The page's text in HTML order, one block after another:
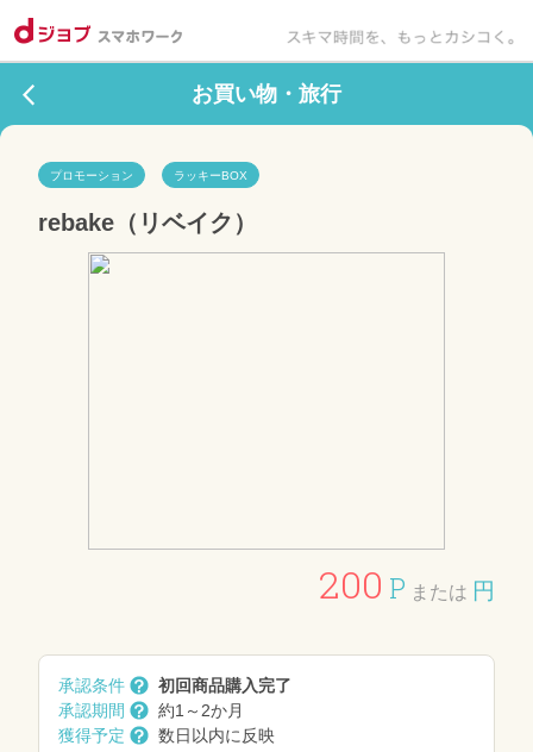
お買い物・旅行
プロモーション ラッキーBOX
rebake（リベイク）
200 P または 円
承認条件
初回商品購入完了
承認期間
約1～2か月
獲得予定
数日以内に反映